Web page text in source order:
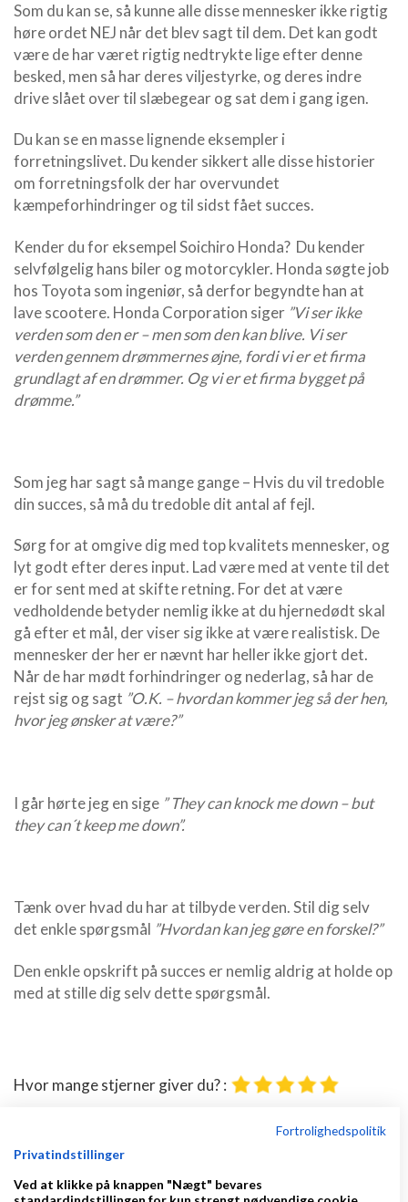
Som du kan se, så kunne alle disse mennesker ikke rigtig
høre ordet NEJ når det blev sagt til dem. Det kan godt
være de har været rigtig nedtrykte lige efter denne
besked, men så har deres viljestyrke, og deres indre
drive slået over til slæbegear og sat dem i gang igen.
Du kan se en masse lignende eksempler i
forretningslivet. Du kender sikkert alle disse historier
om forretningsfolk der har overvundet
kæmpeforhindringer og til sidst fået succes.
Kender du for eksempel Soichiro Honda? Du kender
selvfølgelig hans biler og motorcykler. Honda søgte job
hos Toyota som ingeniør, så derfor begyndte han at
lave scootere. Honda Corporation siger ”Vi ser ikke
verden som den er – men som den kan blive. Vi ser
verden gennem drømmernes øjne, fordi vi er et firma
grundlagt af en drømmer. Og vi er et firma bygget på
drømme.”
Som jeg har sagt så mange gange – Hvis du vil tredoble
din succes, så må du tredoble dit antal af fejl.
Sørg for at omgive dig med top kvalitets mennesker, og
lyt godt efter deres input. Lad være med at vente til det
er for sent med at skifte retning. For det at være
vedholdende betyder nemlig ikke at du hjernedødt skal
gå efter et mål, der viser sig ikke at være realistisk. De
mennesker der her er nævnt har heller ikke gjort det.
Når de har mødt forhindringer og nederlag, så har de
rejst sig og sagt ”O.K. – hvordan kommer jeg så der hen,
hvor jeg ønsker at være?”
I går hørte jeg en sige ” They can knock me down – but
they can´t keep me down”.
Tænk over hvad du har at tilbyde verden. Stil dig selv
det enkle spørgsmål ”Hvordan kan jeg gøre en forskel?”
Den enkle opskrift på succes er nemlig aldrig at holde op
med at stille dig selv dette spørgsmål.
Hvor mange stjerner giver du? :
skrev den sø, 28 May 2011 20:41
Så har man lige læst en beretning om sig selv!
Jeg glæder mig til at gøre endnu en forskel i
Fortrolighedspolitik
Privatindstillinger
Ved at klikke på knappen "Nægt" bevares